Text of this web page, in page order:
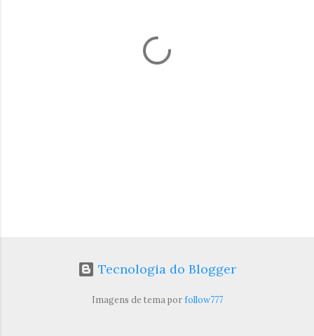
Tecnologia do Blogger
Imagens de tema porfollow777